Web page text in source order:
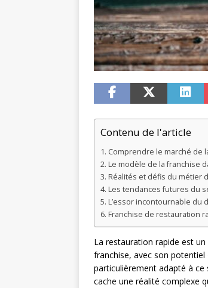
Contenu de l'article
Comprendre le marché de
Le modèle de la franchise
Réalités et défis du métier
Les tendances futures du
L’essor incontournable du
Franchise de restauration
La restauration rapide est
franchise, avec son
particulièrement adapté à ce
cache une réalité complexe